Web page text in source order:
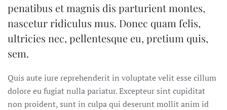
penatibus et magnis dis parturient montes,
nascetur ridiculus mus. Donec quam felis,
ultricies nec, pellentesque eu, pretium quis,
sem.
Quis aute iure reprehenderit in voluptate velit esse cillum
dolore eu fugiat nulla pariatur. Excepteur sint cupiditat
non proident, sunt in culpa qui deserunt mollit anim id